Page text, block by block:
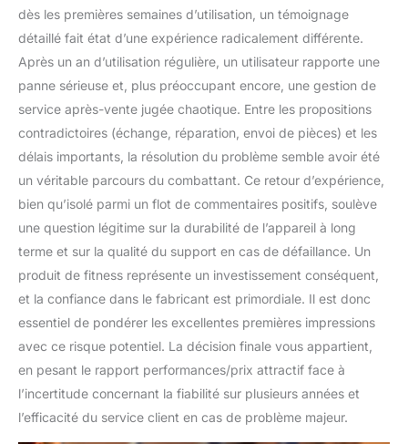
dès les premières semaines d’utilisation, un témoignage
détaillé fait état d’une expérience radicalement différente.
Après un an d’utilisation régulière, un utilisateur rapporte une
panne sérieuse et, plus préoccupant encore, une gestion de
service après-vente jugée chaotique. Entre les propositions
contradictoires (échange, réparation, envoi de pièces) et les
délais importants, la résolution du problème semble avoir été
un véritable parcours du combattant. Ce retour d’expérience,
bien qu’isolé parmi un flot de commentaires positifs, soulève
une question légitime sur la durabilité de l’appareil à long
terme et sur la qualité du support en cas de défaillance. Un
produit de fitness représente un investissement conséquent,
et la confiance dans le fabricant est primordiale. Il est donc
essentiel de pondérer les excellentes premières impressions
avec ce risque potentiel. La décision finale vous appartient,
en pesant le rapport performances/prix attractif face à
l’incertitude concernant la fiabilité sur plusieurs années et
l’efficacité du service client en cas de problème majeur.